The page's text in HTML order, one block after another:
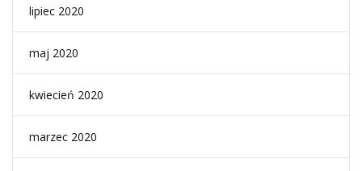
lipiec 2020
maj 2020
kwiecień 2020
marzec 2020